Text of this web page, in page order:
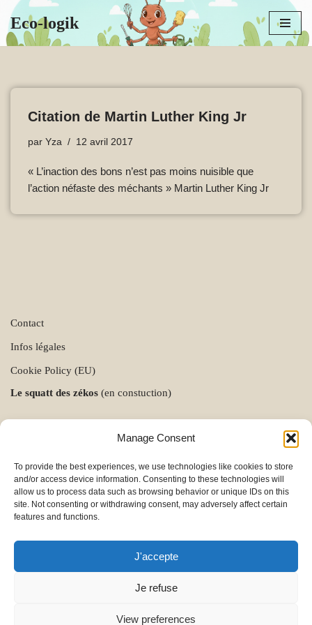
Manage Consent
To provide the best experiences, we use technologies like cookies to store
and/or access device information. Consenting to these technologies will
allow us to process data such as browsing behavior or unique IDs on this
site. Not consenting or withdrawing consent, may adversely affect certain
features and functions.
J'accepte
Je refuse
View preferences
Aller
Eco-logik
Citation de Martin Luther King Jr
par Yza 12 avril 2017
« L’inaction des bons n’est pas moins nuisible que
l’action néfaste des méchants » Martin Luther King Jr
Contact
Infos légales
Cookie Policy (EU)
Le squatt des zékos (en constuction)